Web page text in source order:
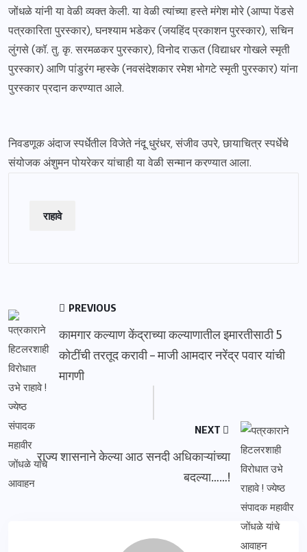
जोंधळे यांनी या वेळी व्यक्त केली. या वेळी त्यांच्या हस्ते मंगेश मोरे (आप्पा पेंडसे
पत्रकारिता पुरस्कार), घनश्याम भडेकर (जयहिंद प्रकाशन पुरस्कार), सचिन
लुंगसे (कॉ. तु. कृ. सरमळकर पुरस्कार), विनोद राऊत (विद्याधर गोखले स्मृती
पुरस्कार) आणि पांडुरंग म्हस्के (नवसंदेशकार रमेश भोगटे स्मृती पुरस्कार) यांना
पुरस्कार प्रदान करण्यात आले.
निवडणूक अंदाज स्पर्धेतील विजेते नंदू धुरंधर, संजीव उपरे, छायाचित्र स्पर्धेचे
संयोजक अंशुमन पोयरेकर यांचाही या वेळी सन्मान करण्यात आला.
राहावे
PREVIOUS
कामगार कल्याण केंद्राच्या कल्याणातील इमारतीसाठी 5
कोटींची तरतूद करावी – माजी आमदार नरेंद्र पवार यांची
मागणी
NEXT
राज्य शासनाने केल्या आठ सनदी अधिकाऱ्यांच्या
बदल्या……!